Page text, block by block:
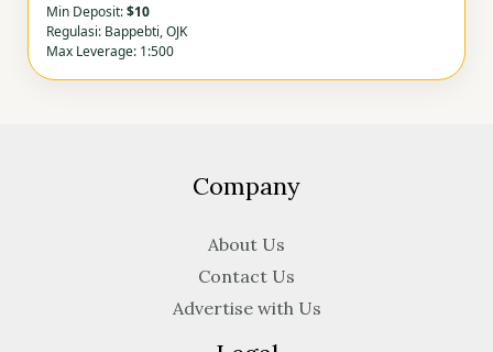
Min Deposit:$10
Regulasi: Bappebti, OJK
Max Leverage: 1:500
Company
About Us
Contact Us
Advertise with Us